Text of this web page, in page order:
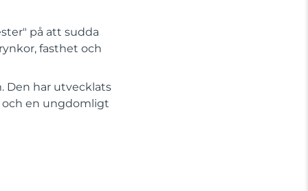
på att sudda
fasthet och
Den har utvecklats
och en ungdomligt